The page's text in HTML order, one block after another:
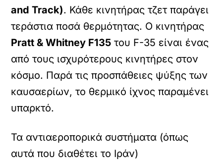
and Track). Κάθε κινητήρας τζετ παράγει
τεράστια ποσά θερμότητας. Ο κινητήρας
Pratt & Whitney F135 του F-35 είναι ένας
από τους ισχυρότερους κινητήρες στον
κόσμο. Παρά τις προσπάθειες ψύξης των
καυσαερίων, το θερμικό ίχνος παραμένει
υπαρκτό.
Τα αντιαεροπορικά συστήματα (όπως
αυτά που διαθέτει το Ιράν)